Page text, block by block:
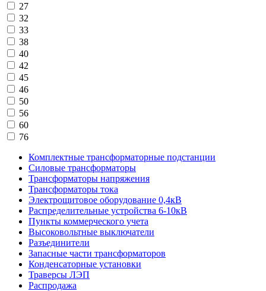
27
32
33
38
40
42
45
46
50
56
60
76
Комплектные трансформаторные подстанции
Силовые трансформаторы
Трансформаторы напряжения
Трансформаторы тока
Электрощитовое оборудование 0,4кВ
Распределительные устройства 6-10кВ
Пункты коммерческого учета
Высоковольтные выключатели
Разъединители
Запасные части трансформаторов
Конденсаторные установки
Траверсы ЛЭП
Распродажа